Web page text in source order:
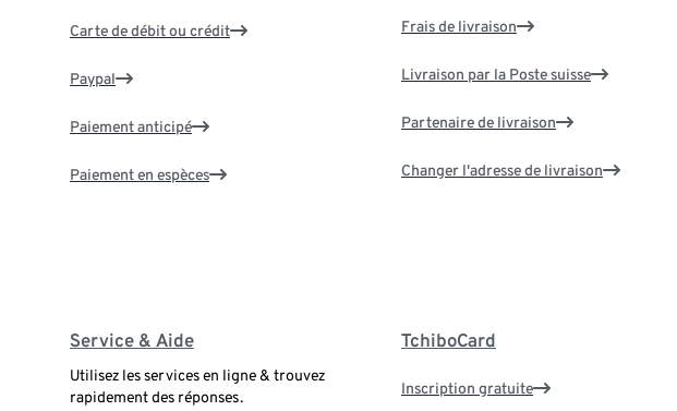
Carte de débit ou crédit
Paypal
Paiement anticipé
Paiement en espèces
Frais de livraison
Livraison par la Poste suisse
Partenaire de livraison
Changer l'adresse de livraison
Service & Aide
Utilisez les services en ligne & trouvez
rapidement des réponses.
TchiboCard
Inscription gratuite